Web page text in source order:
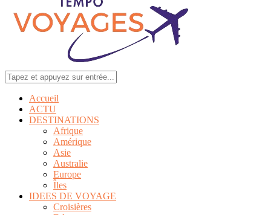
Accueil
ACTU
DESTINATIONS
Afrique
Amérique
Asie
Australie
Europe
Îles
IDEES DE VOYAGE
Croisières